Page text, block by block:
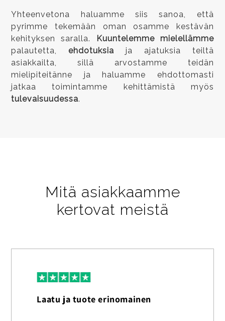
Yhteenvetona haluamme siis sanoa, että
pyrimme tekemään oman osamme kestävän
kehityksen saralla.
Kuuntelemme mielellämme
palautetta, ehdotuksia ja ajatuksia teiltä
asiakkailta, sillä arvostamme teidän
mielipiteitänne ja haluamme ehdottomasti
jatkaa toimintamme kehittämistä myös
tulevaisuudessa.
Mitä asiakkaamme
kertovat meistä
Laatu ja tuote erinomainen